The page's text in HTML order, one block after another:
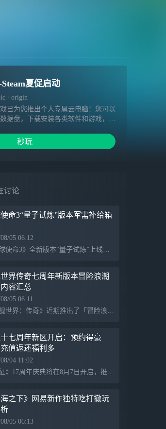
夏促启动
origin
已为您推出个人专属云电脑！您可以
据盘，下载安装各类软件和游戏，相
快下载速度、畅快游戏体验等着您～
限，提供免费加速&挂机，3A大作一
秒玩
讨论
命3“量子试炼”版本军需补给箱
05 06:12
《全球使命3》全新版本“量子试炼”上线，推出丰富的新玩法和战场福利。限时更新的军需补给箱提供多款稀缺道具，包括神行 QJY88（永久）、死亡之翼时空箱（稀有）及圣盾骑士专属芯片（永久），极大提升玩家战力。该补给箱系统易于操作，帮助所有玩家优化装备配置，活动周期为8月4日至18日，玩家有机会获取更新的珍稀道具，积极参加以冲刺战力榜单。
界传奇七周年新版本冒险浪潮
容汇总
05 06:11
《战舰世界：传奇》近期推出了「冒险浪潮」新版本，庆祝游戏七周年，并开启多项相关活动。玩家可通过参与对局积攒航海币，兑换稀有舰船如大连、纳瓦林和塔尔萨。同时，商城推出免费礼包，包含舰船涂装和探险宝箱，补齐往年限时道具。周年活动日历涵盖多项任务，提供丰厚奖励，且更新了排位对战和新舰船富兰克林・d・罗斯福。开发团队还优化了游戏画质及修复程序故障，提升体验。
七周年新区开启：预约得豪
值返还福利多
04 11:02
《远征》17周年庆典将在8月7日开启，推出新区“十七周年”，金牌玩家可享历史充值返还，回归玩家专享万元豪礼。新玩家可预约体验丰厚福利，获得4星套等豪华奖励。活动期间，登录游戏可参与“锦鲤七天乐”，赢取珍稀道具和超级大奖，同时可鉴定账号获取金券，兑换各种道具，助力提升战力。
海之下》网易新作独特吃打撤玩
05 06:13